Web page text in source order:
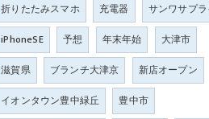
折りたたみスマホ
充電器
サンワサプラ
iPhoneSE
予想 年末年始
大津市
滋賀県
ブランチ大津京
新店オープン
イオンタウン豊中緑丘
豊中市